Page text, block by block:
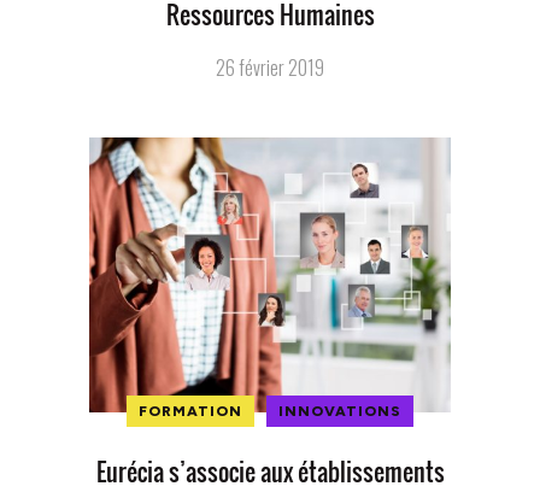
Ressources Humaines
26 février 2019
FORMATION INNOVATIONS
Eurécia s’associe aux établissements